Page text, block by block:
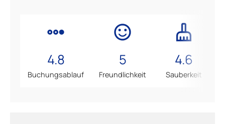
4.8
Buchungsablauf
5
Freundlichkeit
4.6
Sauberkeit